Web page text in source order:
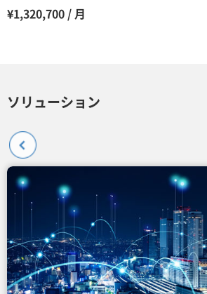
¥1,320,700 / 月
ソリューション